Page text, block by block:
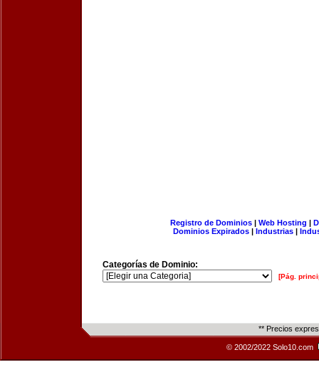
Registro de Dominios| Web Hosting |
Dominios Expirados | Industrias |
Categorías de Dominio:
[Pág.
** Precios
© 2002/2022 Solo10.com